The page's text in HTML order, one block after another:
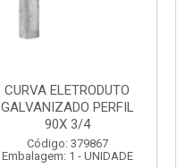
SOQUETE COM
FOTOCELULA EXATRON
COM SENSOR
SPT0E27XC
Código: 379788